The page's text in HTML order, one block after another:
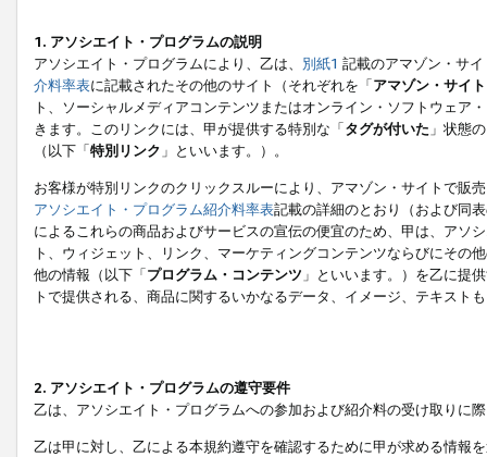
1. アソシエイト・プログラムの説明
アソシエイト・プログラムにより、乙は、 別紙1 記載のアマゾン・サ
介料率表に記載されたその他のサイト（それぞれを「アマゾン・サイト
ト、ソーシャルメディアコンテンツまたはオンライン・ソフトウェア
きます。このリンクには、甲が提供する特別な「タグが付いた 」状態
（以下「特別リンク 」といいます。）。
お客様が特別リンクのクリックスルーにより、アマゾン・サイトで販
アソシエイト・プログラム紹介料率表記載の詳細のとおり（および同
によるこれらの商品およびサービスの宣伝の便宜のため、甲は、アソ
ト、ウィジェット、リンク、マーケティングコンテンツならびにその
他の情報（以下「プログラム・コンテンツ 」といいます。）を乙に提
トで提供される、商品に関するいかなるデータ、イメージ、テキス
2. アソシエイト・プログラムの遵守要件
乙は、アソシエイト・プログラムへの参加および紹介料の受け取りに
乙は甲に対し、乙による本規約遵守を確認するために甲が求める情報